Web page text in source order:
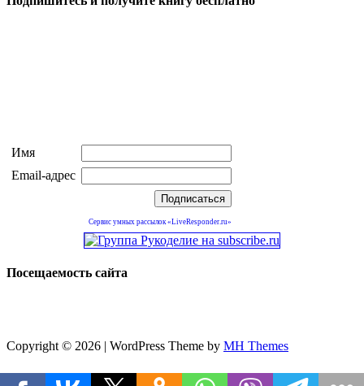
Имя
Email-адрес
Сервис умных рассылок «LiveResponder.ru»
Посещаемость сайта
Copyright © 2026 | WordPress Theme by MH Themes